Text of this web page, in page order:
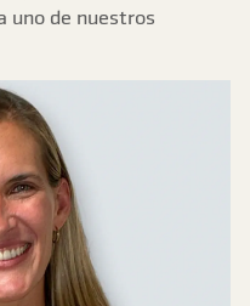
uno de nuestros